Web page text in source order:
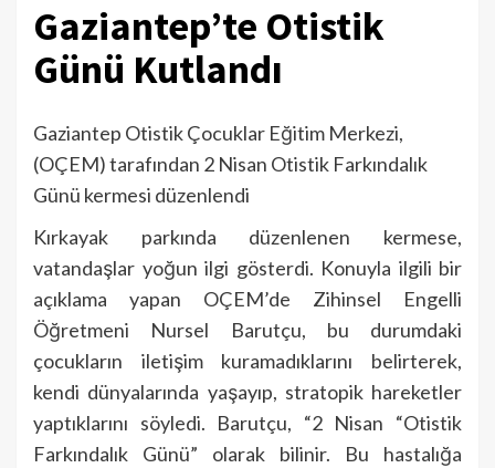
Gaziantep’te Otistik
Günü Kutlandı
Gaziantep Otistik Çocuklar Eğitim Merkezi,
(OÇEM) tarafından 2 Nisan Otistik Farkındalık
Günü kermesi düzenlendi
Kırkayak parkında düzenlenen kermese,
vatandaşlar yoğun ilgi gösterdi. Konuyla ilgili bir
açıklama yapan OÇEM’de Zihinsel Engelli
Öğretmeni Nursel Barutçu, bu durumdaki
çocukların iletişim kuramadıklarını belirterek,
kendi dünyalarında yaşayıp, stratopik hareketler
yaptıklarını söyledi. Barutçu, “2 Nisan “Otistik
Farkındalık Günü” olarak bilinir. Bu hastalığa